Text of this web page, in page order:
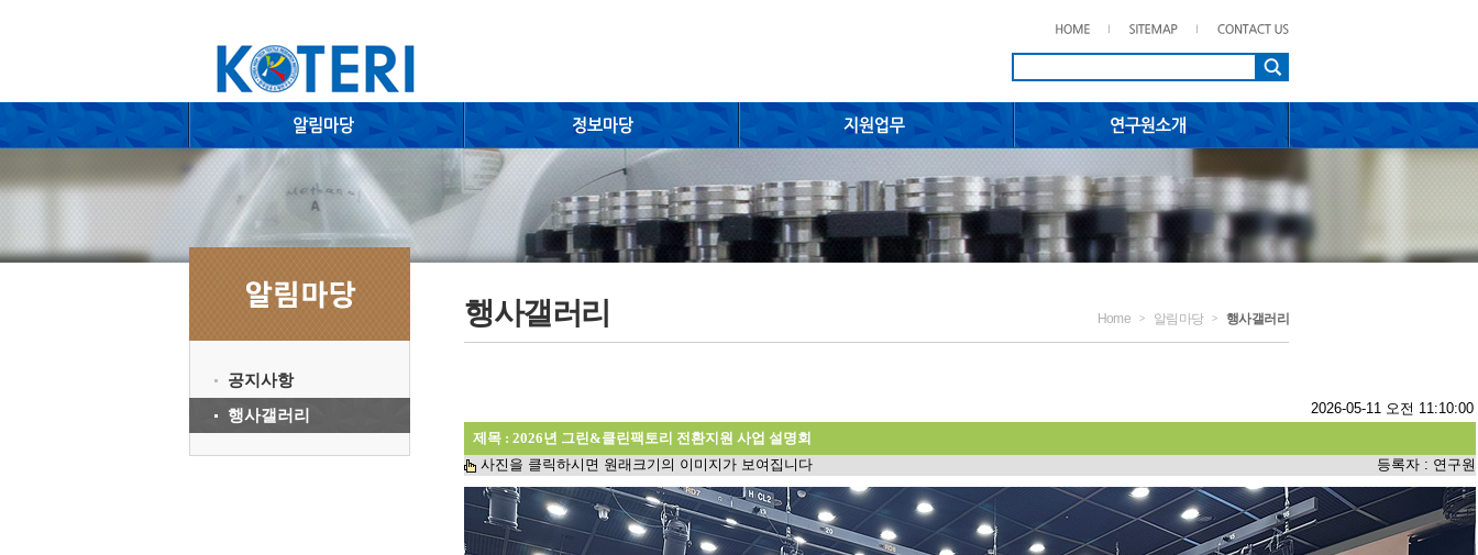
공지사항
행사갤러리
행사갤러리 Home > 알림마당 > 행사갤러리
2026-05-11 오전 11:10:00
제목 : 2026년 그린&클린팩토리 전환지원 사업 설명회
사진을 클릭하시면 원래크기의 이미지가 보여집니다 등록자 : 연구원